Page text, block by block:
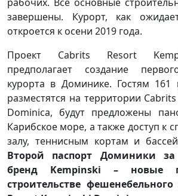
завершены. Курорт, как
откроется к осени 2019 года.
Проект Cabrits Resort
предполагает создание
курорта в Доминике. Гостям 161
разместятся на территории
Dominica, будут предложены
Карибское море, а также доступ к
залу, теннисным кортам и
Второй паспорт Доминики
бренд Kempinski – новые
строительстве